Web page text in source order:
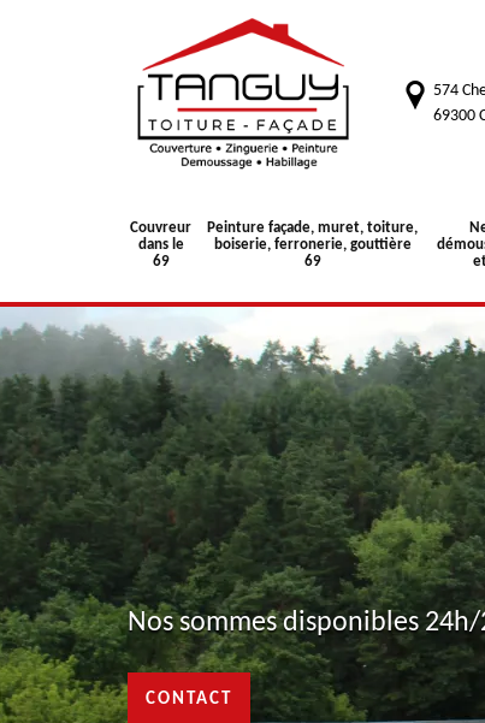
574
69300
Couvreur
dans le
69
Peinture façade, muret, toiture,
boiserie, ferronerie, gouttière
69
Nos sommes disponibles
CONTACT